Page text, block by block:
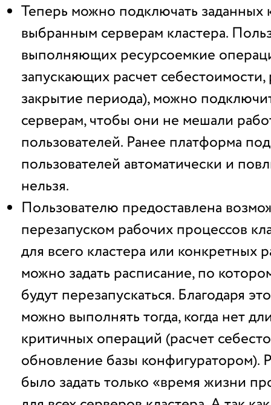
Теперь можно подключать заданных
выбранным серверам кластера.
выполняющих ресурсоемкие
запускающих расчет себестоимости,
закрытие периода), можно
серверам, чтобы они не мешали
пользователей. Ранее платформа
пользователей автоматически и
нельзя.
Пользователю предоставлена
перезапуском рабочих процессов
для всего кластера или конкретных
можно задать расписание, по
будут перезапускаться. Благодаря
можно выполнять тогда, когда нет
критичных операций (расчет
обновление базы конфигуратором).
было задать только «время жизни